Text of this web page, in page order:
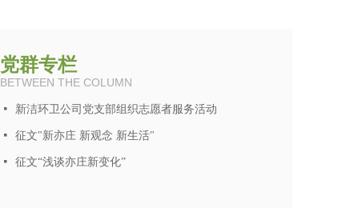
넷 新洁环卫公司党支部组织志愿者服务活动
넷 征文"新亦庄 新观念 新生活"
넷 征文“浅谈亦庄新变化”
党群专栏
BETWEEN THE COLUMN